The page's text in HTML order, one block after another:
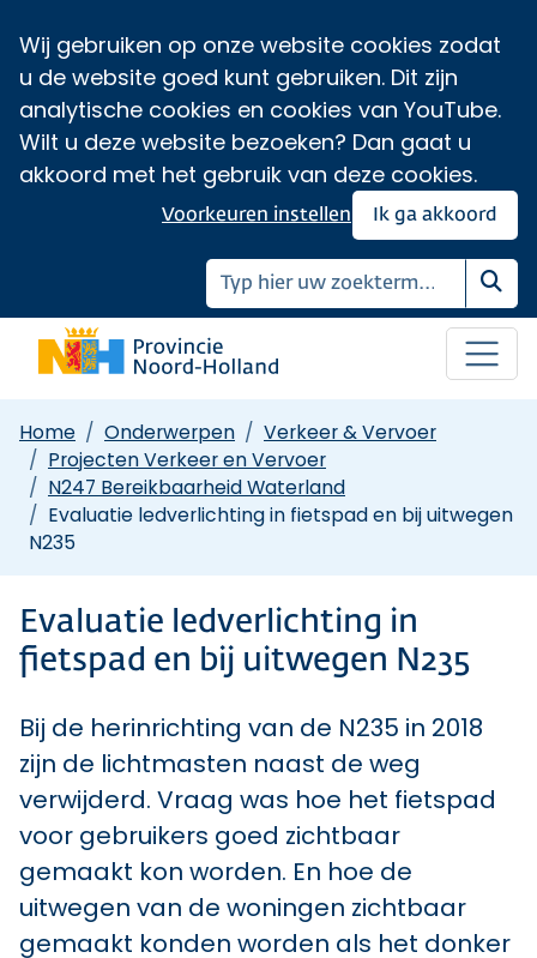
Wij gebruiken op onze website cookies zodat
u de website goed kunt gebruiken. Dit zijn
analytische cookies en cookies van YouTube.
Wilt u deze website bezoeken? Dan gaat u
akkoord met het gebruik van deze cookies.
Ik ga akkoord
Voorkeuren instellen
Home Onderwerpen
Verkeer & Vervoer
Projecten Verkeer en Vervoer
N247 Bereikbaarheid Waterland
Evaluatie ledverlichting in fietspad en bij uitwegen
N235
Evaluatie ledverlichting in
fietspad en bij uitwegen N235
Bij de herinrichting van de N235 in 2018
zijn de lichtmasten naast de weg
verwijderd. Vraag was hoe het fietspad
voor gebruikers goed zichtbaar
gemaakt kon worden. En hoe de
uitwegen van de woningen zichtbaar
gemaakt konden worden als het donker